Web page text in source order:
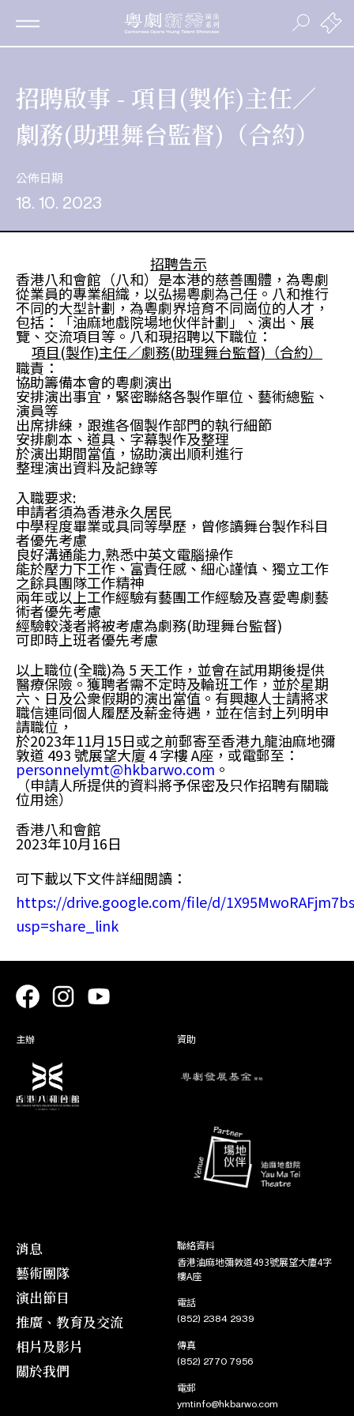
招聘啟事 - 項目(製作)主任／
劇務(助理舞台監督)（合約）
公佈日期
18. 10. 2023
招聘告示
香港八和會館（八和）是本港的慈善團體，為粵劇
從業員的專業組織，以弘揚粵劇為己任。八和推行
不同的大型計劃，為粵劇界培育不同崗位的人才，
包括：「油麻地戲院場地伙伴計劃」、演出、展
覽、交流項目等。八和現招聘以下職位：
項目(製作)主任／劇務(助理舞台監督)（合約）
職責：
協助籌備本會的粵劇演出
安排演出事宜，緊密聯絡各製作單位、藝術總監、
演員等
出席排練，跟進各個製作部門的執行細節
安排劇本、道具、字幕製作及整理
於演出期間當值，協助演出順利進行
整理演出資料及記錄等
入職要求:
申請者須為香港永久居民
中學程度畢業或具同等學歷，曾修讀舞台製作科目
者優先考慮
良好溝通能力,熟悉中英文電腦操作
能於壓力下工作、富責任感、細心謹慎、獨立工作
之餘具團隊工作精神
兩年或以上工作經驗有藝團工作經驗及喜愛粵劇藝
術者優先考慮
經驗較淺者將被考慮為劇務(助理舞台監督)
可即時上班者優先考慮
以上職位(全職)為 5 天工作，並會在試用期後提供
醫療保險。獲聘者需不定時及輪班工作，並於星期
六、日及公衆假期的演出當值。有興趣人士請將求
職信連同個人履歷及薪金待遇 ，並在信封上列明申
請職位，
於2023年11月15日或之前郵寄至香港九龍油麻地彌
敦道 493 號展望大廈 4 字樓 A座，或電郵至：
personnelymt@hkbarwo.com 。
（申請人所提供的資料將予保密及只作招聘有關職
位用途）
香港八和會館
2023年10月16日
可下載以下文件詳細閲讀：
https://drive.google.com/file/d/
usp=share_link
主辦 資助
消息
藝術團隊
演出節目
推廣、教育及交流
相片及影片
關於我們
聯絡資料
香港油麻地彌敦道493號展望大廈4字
樓A座
電話
(852) 2384 2939
傳真
(852) 2770 7956
電郵
ymtinfo@hkbarwo.com